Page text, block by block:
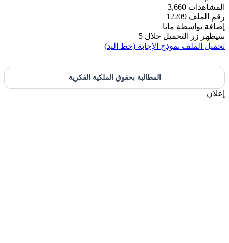
المشاهدات 3,660
رقم الملف 12209
إضافة بواسطة مايا
سيظهر زر التحميل خلال 5
تحميل الملف نموذج الإجابة (خط اليد)
المطالبة بحقوق الملكية الفكرية
إعلان